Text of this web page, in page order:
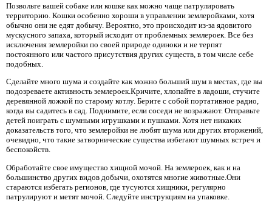
Позвольте вашей собаке или кошке как можно чаще патрулировать
территорию. Кошки особенно хороши в управлении землеройками, хотя
обычно они не едят добычу. Вероятно, это происходит из-за ядовитого
мускусного запаха, который исходит от проблемных землероек. Все без
исключения землеройки по своей природе одиноки и не терпят
постоянного или частого присутствия других существ, в том числе себе
подобных.
Сделайте много шума и создайте как можно больший шум в местах, где вы
подозреваете активность землероек.Кричите, хлопайте в ладоши, стучите
деревянной ложкой по старому котлу. Берите с собой портативное радио,
когда вы садитесь в сад. Поднимите, если соседи не возражают. Отправьте
детей поиграть с шумными игрушками и пушками. Хотя нет никаких
доказательств того, что землеройки не любят шума или других вторжений,
очевидно, что такие затворнические существа избегают шумных встреч и
беспокойств.
Обработайте свое имущество хищной мочой. На землероек, как и на
большинство других видов добычи, охотятся многие животные.Они
стараются избегать регионов, где тусуются хищники, регулярно
патрулируют и метят мочой. Следуйте инструкциям на упаковке.